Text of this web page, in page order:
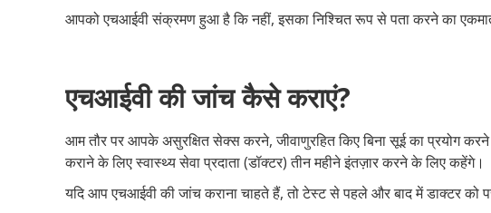
आपको एचआईवी संक्रमण हुआ है कि नहीं, इसका निश्चित रूप से पता करने का
एचआईवी की जांच कैसे कराएं?
आम तौर पर आपके असुरक्षित सेक्स करने, जीवाणुरहित किए बिना सूई का प्रयोग
कराने के लिए स्वास्थ्य सेवा प्रदाता (डॉक्टर) तीन महीने इंतज़ार करने के लिए कहेंगे।
यदि आप एचआईवी की जांच कराना चाहते हैं, तो टेस्ट से पहले और बाद में डाक्टर को